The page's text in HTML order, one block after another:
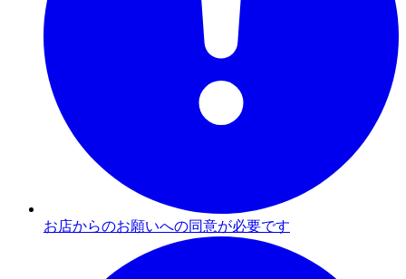
お店からのお願いへの同意が必要です